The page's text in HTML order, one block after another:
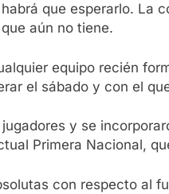
que esperarlo. La
aún no tiene.
equipo recién
el sábado y con el
y se
Primera Nacional,
con respecto al